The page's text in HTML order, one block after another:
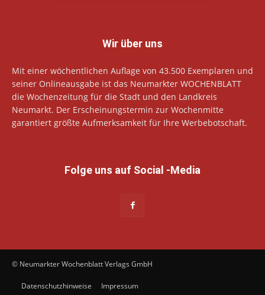
Wir über uns
Mit einer wöchentlichen Auflage von 43.500 Exemplaren und
seiner Onlineausgabe ist das Neumarkter WOCHENBLATT
die Wochenzeitung für die Stadt und den Landkreis
Neumarkt. Der Erscheinungstermin zur Wochenmitte
garantiert größte Aufmerksamkeit für Ihre Werbebotschaft.
Folge uns auf Social -Media
© Neumarkter Wochenblatt Verlags GmbH
Datenschutzhinweise
Impressum